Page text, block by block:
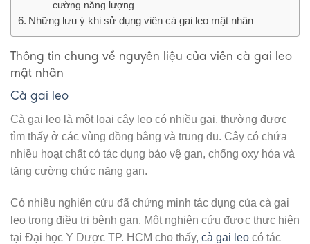
cường năng lượng
Những lưu ý khi sử dụng viên cà gai leo mật nhân
Thông tin chung về nguyên liệu của viên cà gai leo
mật nhân
Cà gai leo
Cà gai leo là một loại cây leo có nhiều gai, thường được
tìm thấy ở các vùng đồng bằng và trung du. Cây có chứa
nhiều hoạt chất có tác dụng bảo vệ gan, chống oxy hóa và
tăng cường chức năng gan.
Có nhiều nghiên cứu đã chứng minh tác dụng của cà gai
leo trong điều trị bệnh gan. Một nghiên cứu được thực hiện
tại Đại học Y Dược TP. HCM cho thấy, cà gai leo có tác